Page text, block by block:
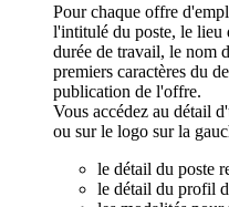
Pour chaque offre
l'intitulé du poste, le lieu
durée de travail, le nom
premiers caractères du
publication de l'offre.
Vous accédez au détail
ou sur le logo sur la
le détail du poste
le détail du profil